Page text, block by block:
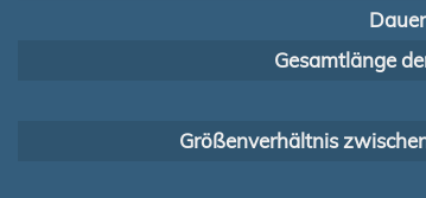
Gesamtlänge
Größenverhältnis